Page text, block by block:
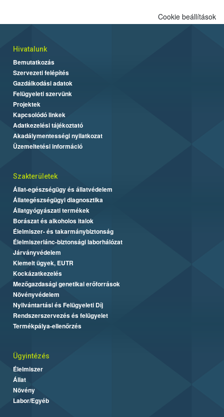
Cookie beállítások
Hivatalunk
Bemutatkozás
Szervezeti felépítés
Gazdálkodási adatok
Felügyeleti szervünk
Projektek
Kapcsolódó linkek
Adatkezelési tájékoztató
Akadálymentességi nyilatkozat
Üzemeltetési információ
Szakterületek
Állat-egészségügy és állatvédelem
Állategészségügyi diagnosztika
Állatgyógyászati termékek
Borászat és alkoholos italok
Élelmiszer- és takarmánybiztonság
Élelmiszerlánc-biztonsági laborhálózat
Járványvédelem
Kiemelt ügyek, EUTR
Kockázatkezelés
Mezőgazdasági genetikai erőforrások
Növényvédelem
Nyilvántartási és Felügyeleti Díj
Rendszerszervezés és felügyelet
Termékpálya-ellenőrzés
Ügyintézés
Élelmiszer
Állat
Növény
Labor/Egyéb